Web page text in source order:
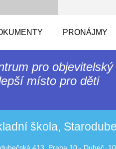
PRONÁJMY
pro
místo pro děti
škola,